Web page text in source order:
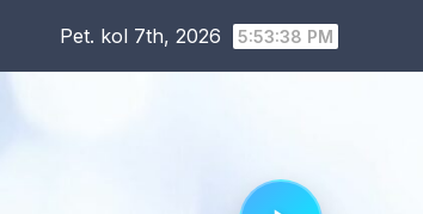
Pet. kol 7th, 2026 5:53:39 PM